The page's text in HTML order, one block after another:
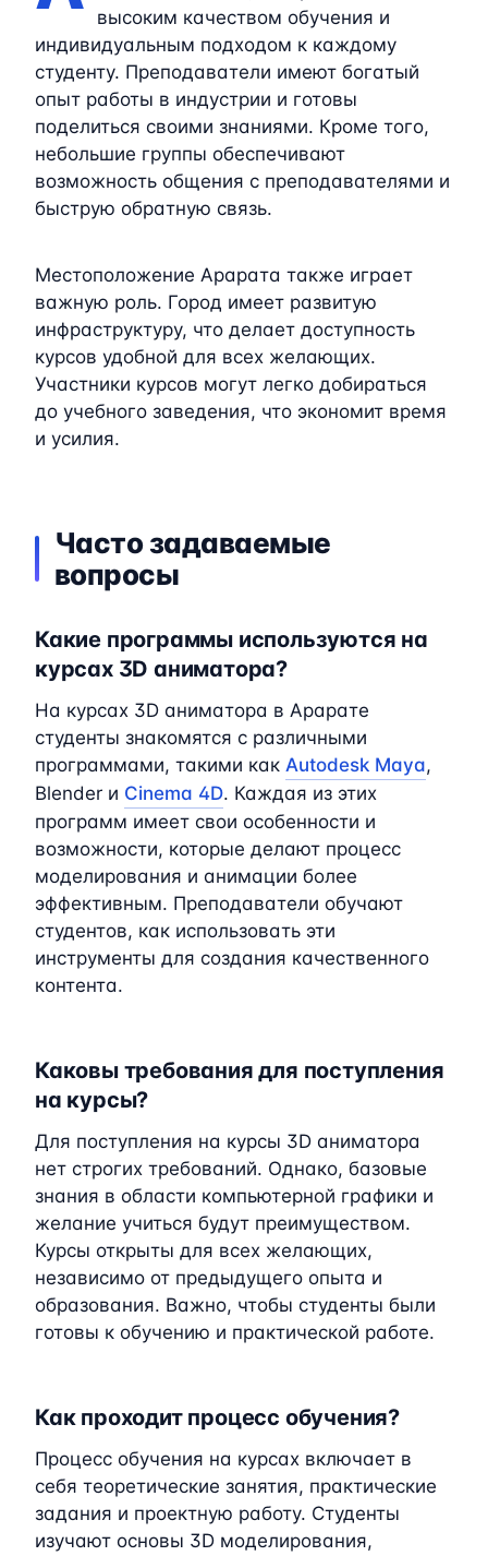
высоким качеством обучения и
индивидуальным подходом к каждому
студенту. Преподаватели имеют богатый
опыт работы в индустрии и готовы
поделиться своими знаниями. Кроме того,
небольшие группы обеспечивают
возможность общения с преподавателями и
быструю обратную связь.
Местоположение Арарата также играет
важную роль. Город имеет развитую
инфраструктуру, что делает доступность
курсов удобной для всех желающих.
Участники курсов могут легко добираться
до учебного заведения, что экономит время
и усилия.
Часто задаваемые
вопросы
Какие программы используются на
курсах 3D аниматора?
На курсах 3D аниматора в Арарате
студенты знакомятся с различными
программами, такими как Autodesk Maya,
Blender и Cinema 4D. Каждая из этих
программ имеет свои особенности и
возможности, которые делают процесс
моделирования и анимации более
эффективным. Преподаватели обучают
студентов, как использовать эти
инструменты для создания качественного
контента.
Каковы требования для поступления
на курсы?
Для поступления на курсы 3D аниматора
нет строгих требований. Однако, базовые
знания в области компьютерной графики и
желание учиться будут преимуществом.
Курсы открыты для всех желающих,
независимо от предыдущего опыта и
образования. Важно, чтобы студенты были
готовы к обучению и практической работе.
Как проходит процесс обучения?
Процесс обучения на курсах включает в
себя теоретические занятия, практические
задания и проектную работу. Студенты
изучают основы 3D моделирования,